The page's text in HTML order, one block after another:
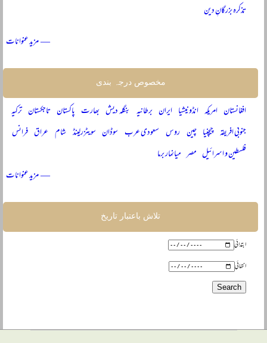
تذکرہ بزرگانِ دین
— مزید عنوانات
مخصوص درجہ بندی
افغانستان امریکہ انڈونیشیا ایران برطانیہ بنگلہ دیش بھارت پاکستان تاجکستان ترکیہ
جنوبی افریقہ چیچنیا چین روس سعودی عرب سوڈان سویٹزرلینڈ شام عراق فرانس
فلسطین و اسرائیل مصر میانمار برما
— مزید عنوانات
تلاش باعتبار تاریخ
ابتدائی
انتہائی